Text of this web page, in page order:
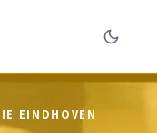
EINDHOVEN